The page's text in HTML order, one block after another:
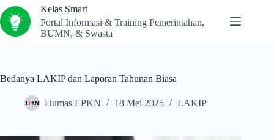
Kelas Smart
Portal Informasi & Training Pemerintahan,
BUMN, & Swasta
Bedanya LAKIP dan Laporan Tahunan Biasa
Humas LPKN 18 Mei 2025 LAKIP